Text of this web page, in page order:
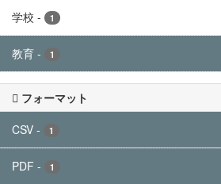
学校 - 1
教育 - 1
フォーマット
CSV - 1
PDF - 1